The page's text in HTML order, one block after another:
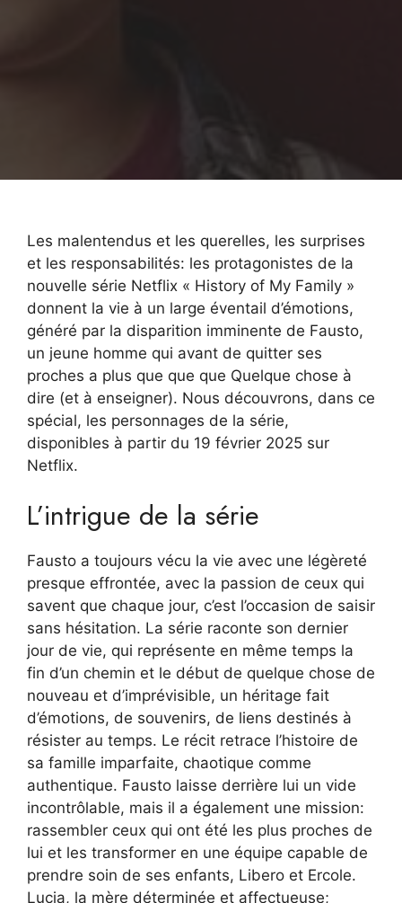
Les malentendus et les querelles, les surprises
et les responsabilités: les protagonistes de la
nouvelle série Netflix « History of My Family »
donnent la vie à un large éventail d’émotions,
généré par la disparition imminente de Fausto,
un jeune homme qui avant de quitter ses
proches a plus que que que Quelque chose à
dire (et à enseigner). Nous découvrons, dans ce
spécial, les personnages de la série,
disponibles à partir du 19 février 2025 sur
Netflix.
L’intrigue de la série
Fausto a toujours vécu la vie avec une légèreté
presque effrontée, avec la passion de ceux qui
savent que chaque jour, c’est l’occasion de saisir
sans hésitation. La série raconte son dernier
jour de vie, qui représente en même temps la
fin d’un chemin et le début de quelque chose de
nouveau et d’imprévisible, un héritage fait
d’émotions, de souvenirs, de liens destinés à
résister au temps. Le récit retrace l’histoire de
sa famille imparfaite, chaotique comme
authentique. Fausto laisse derrière lui un vide
incontrôlable, mais il a également une mission:
rassembler ceux qui ont été les plus proches de
lui et les transformer en une équipe capable de
prendre soin de ses enfants, Libero et Ercole.
Lucia, la mère déterminée et affectueuse;